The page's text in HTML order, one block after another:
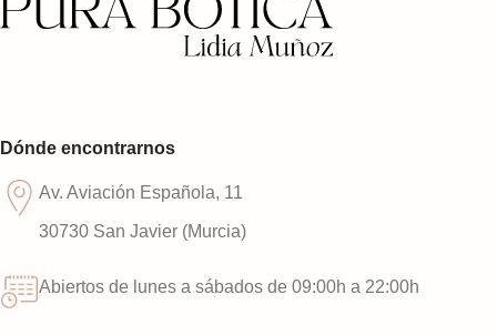
Dónde encontrarnos
Av. Aviación Española, 11
30730 San Javier (Murcia)
Abiertos de lunes a sábados de 09:00h a 22:00h